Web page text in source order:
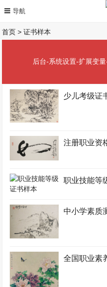
首页 >证书样本
后台-系统设置-扩展变
少儿考级证
注册职业资
职业技能等
中小学素质
全国职业素